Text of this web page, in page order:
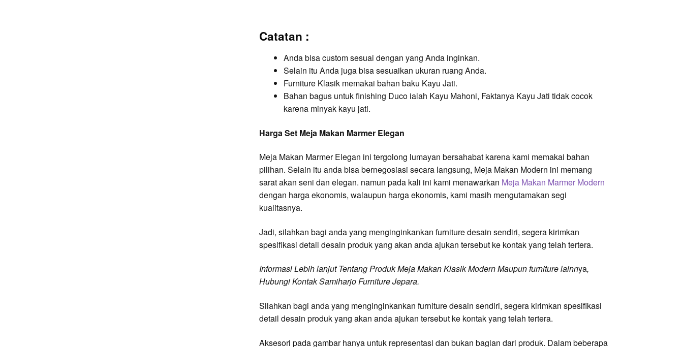
Catatan :
Anda bisa custom sesuai dengan yang Anda inginkan.
Selain itu Anda juga bisa sesuaikan ukuran ruang Anda.
Furniture Klasik memakai bahan baku Kayu Jati.
Bahan bagus untuk finishing Duco ialah Kayu Mahoni, Faktanya Kayu Jati tidak cocok
karena minyak kayu jati.
Harga Set Meja Makan Marmer Elegan
Meja Makan Marmer Elegan ini tergolong lumayan bersahabat karena kami memakai bahan
pilihan. Selain itu anda bisa bernegosiasi secara langsung, Meja Makan Modern ini memang
sarat akan seni dan elegan. namun pada kali ini kami menawarkan Meja Makan Marmer Modern
dengan harga ekonomis, walaupun harga ekonomis, kami masih mengutamakan segi
kualitasnya.
Jadi, silahkan bagi anda yang menginginkankan furniture desain sendiri, segera kirimkan
spesifikasi detail desain produk yang akan anda ajukan tersebut ke kontak yang telah tertera.
InformasiLebih lanjut Tentang Produk Meja Makan Klasik ModernMaupunfurniture lainnya,
Hubungi Kontak Samiharjo Furniture Jepara.
Silahkan bagi anda yang menginginkankan furniture desain sendiri, segera kirimkan spesifikasi
detail desain produk yang akan anda ajukan tersebut ke kontak yang telah tertera.
Aksesori pada gambar hanya untuk representasi dan bukan bagian dari produk. Dalam beberapa